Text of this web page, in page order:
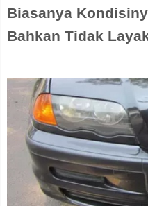
Biasanya
Bahkan Tidak